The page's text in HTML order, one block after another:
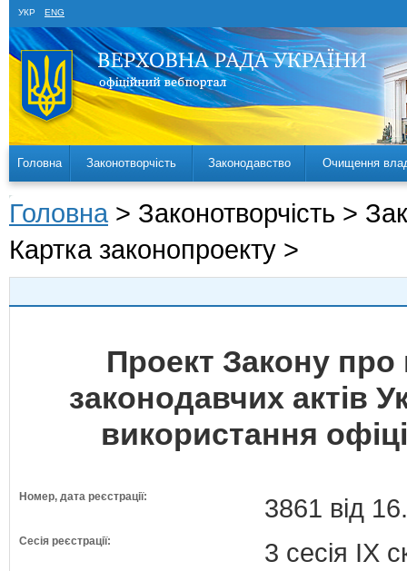
УКР ENG
Головна Законотворчість Законодавство Очищення
Головна > Законотворчість >
Картка законопроекту >
Проект Закону про
законодавчих актів
використання
Номер, дата реєстрації: 3861 від
Сесія реєстрації: 3 сесія IX